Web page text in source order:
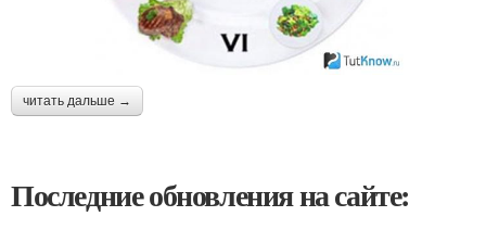
читать дальше →
Последние обновления на сайте: